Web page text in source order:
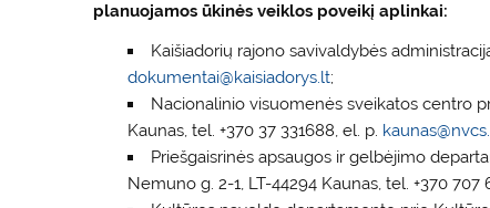
planuojamos ūkinės veiklos poveikį aplinkai:
Kaišiadorių rajono savivaldybės
dokumentai@kaisiadorys.lt;
Nacionalinio visuomenės sveikatos centro
Kaunas, tel. +370 37 331688, el. p.
Priešgaisrinės apsaugos ir gelbėjimo
Nemuno g. 2-1, LT-44294 Kaunas, tel. +370 707